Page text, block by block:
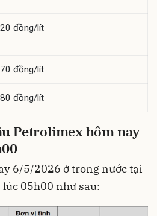
đồng/lít
đồng/lít
đồng/lít
Petrolimex hôm nay
6/5/2026 ở trong nước tại
05h00 như sau: